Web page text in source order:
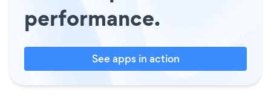
performance.
See apps in action